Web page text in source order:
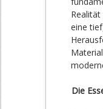
eine
Die